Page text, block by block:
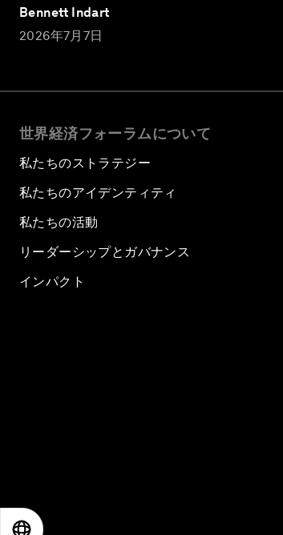
Bennett Indart
2026年7月7日
世界経済フォーラムについて
私たちのストラテジー
私たちのアイデンティティ
私たちの活動
リーダーシップとガバナンス
インパクト